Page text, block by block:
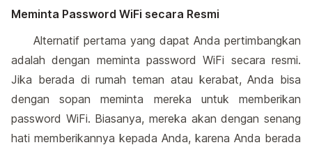
Meminta Password WiFi secara Resmi
Alternatif pertama yang dapat Anda pertimbangkan
adalah dengan meminta password WiFi secara resmi.
Jika berada di rumah teman atau kerabat, Anda bisa
dengan sopan meminta mereka untuk memberikan
password WiFi. Biasanya, mereka akan dengan senang
hati memberikannya kepada Anda, karena Anda berada